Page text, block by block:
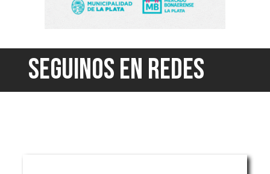
SEGUINOS EN REDES